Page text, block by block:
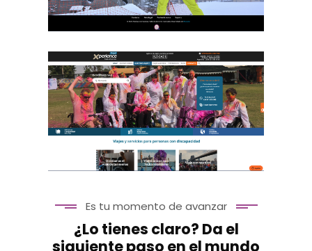
FotoPasgrau
Es tu momento de avanzar
¿Lo tienes claro? Da el
siguiente paso en el mundo